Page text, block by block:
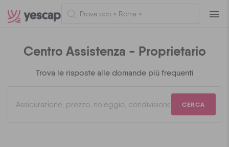
Centro Assistenza - Proprietario
Trova le risposte alle domande più frequenti
CERCA